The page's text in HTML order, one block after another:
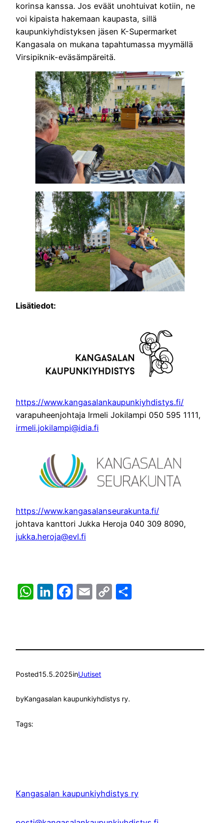
korinsa kanssa. Jos eväät unohtuivat kotiin, ne
voi kipaista hakemaan kaupasta, sillä
kaupunkiyhdistyksen jäsen K-Supermarket
Kangasala on mukana tapahtumassa myymällä
Virsipiknik-eväsämpäreitä.
Lisätiedot:
https://www.kangasalankaupunkiyhdistys.fi/
varapuheenjohtaja Irmeli Jokilampi 050 595 1111,
irmeli.jokilampi@idia.fi
https://www.kangasalanseurakunta.fi/
johtava kanttori Jukka Heroja 040 309 8090,
jukka.heroja@evl.fi
WhatsApp
LinkedIn
Facebook
Email
Copy
Posted15.5.2025inUutiset
byKangasalan kaupunkiyhdistys ry.
Tags:
Kangasalan kaupunkiyhdistys ry